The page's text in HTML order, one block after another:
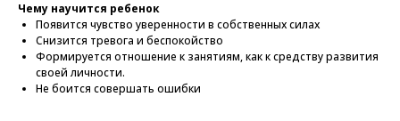
Чему научится ребенок
Появится чувство уверенности в собственных силах
Снизится тревога и беспокойство
Формируется отношение к занятиям, как к средству развития
своей личности.
Не боится совершать ошибки